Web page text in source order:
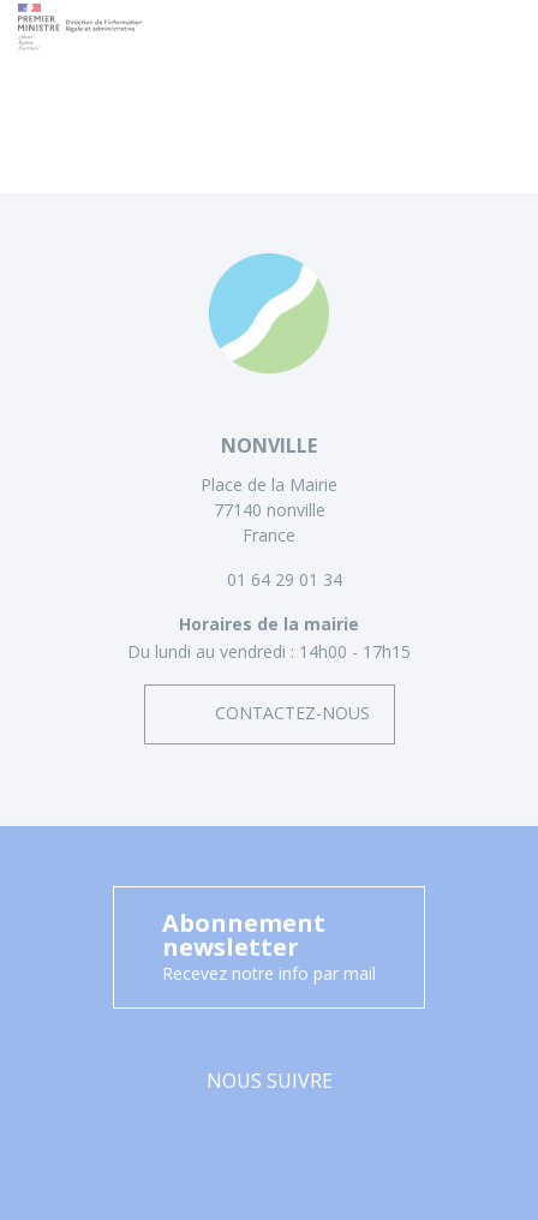
NONVILLE
Place de la Mairie
77140 nonville
France
01 64 29 01 34
Horaires de la mairie
Du lundi au vendredi : 14h00 - 17h15
CONTACTEZ-NOUS
Abonnement
newsletter
Recevez notre info par mail
NOUS SUIVRE